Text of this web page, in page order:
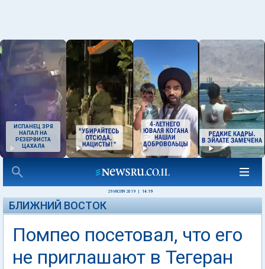
ИСПАНЕЦ ЗРЯ
НАПАЛ НА
РЕЗЕРВИСТА
ЦАХАЛА
29 ИЮЛЯ 2019 14:19
БЛИЖНИЙ ВОСТОК
Помпео посетовал, что его
не приглашают в Тегеран